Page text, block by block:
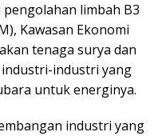
limbah B3
Kawasan Ekonomi
tenaga surya dan
industri yang
untuk energinya.
industri yang